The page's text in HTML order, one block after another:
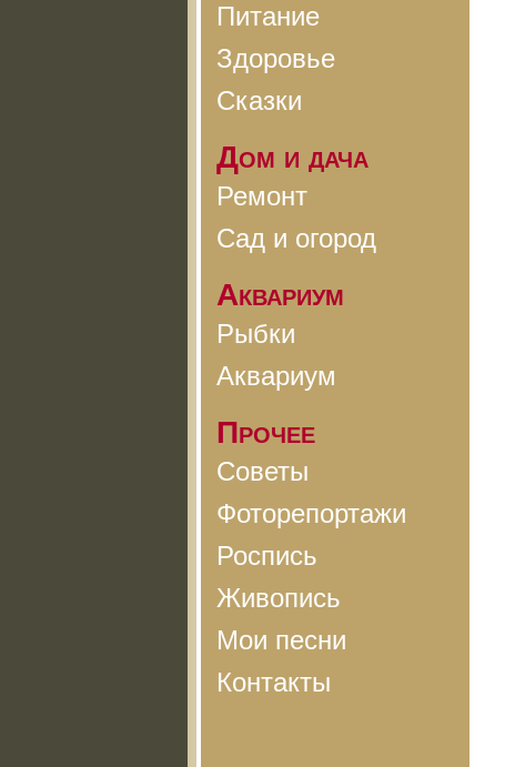
Питание
Здоровье
Сказки
Дом и дача
Ремонт
Сад и огород
Аквариум
Рыбки
Аквариум
Прочее
Советы
Фоторепортажи
Роспись
Живопись
Мои песни
Контакты